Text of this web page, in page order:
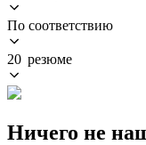
По соответствию
20 резюме
Ничего не